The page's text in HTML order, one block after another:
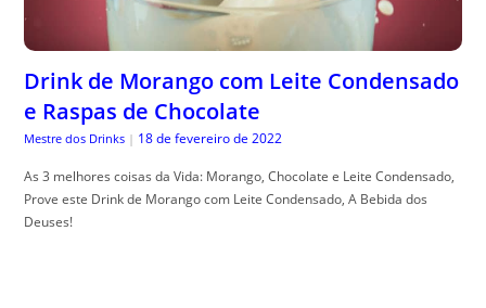
Drink de Morango com Leite Condensado
e Raspas de Chocolate
Mestre dos Drinks | 18 de fevereiro de 2022
As 3 melhores coisas da Vida: Morango, Chocolate e Leite Condensado,
Prove este Drink de Morango com Leite Condensado, A Bebida dos
Deuses!